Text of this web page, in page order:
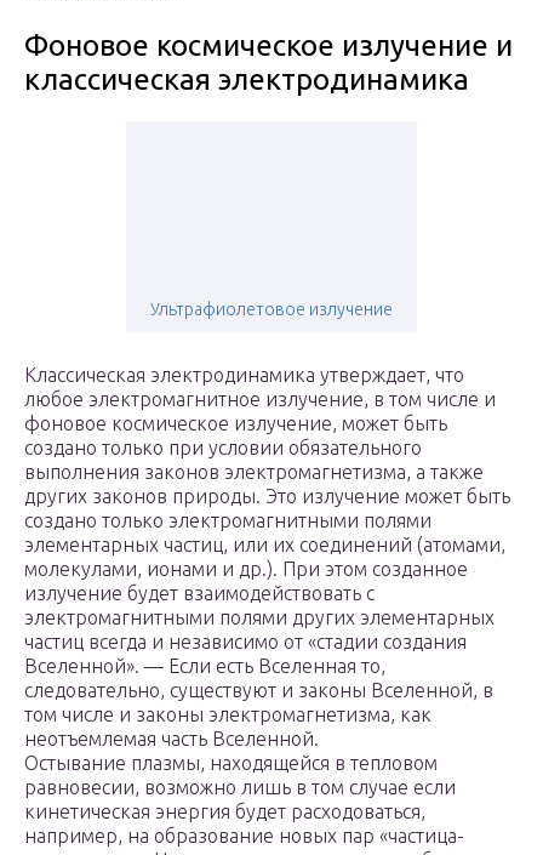
Фоновое космическое излучение и
классическая электродинамика
Ультрафиолетовое излучение
Классическая электродинамика утверждает, что
любое электромагнитное излучение, в том числе и
фоновое космическое излучение, может быть
создано только при условии обязательного
выполнения законов электромагнетизма, а также
других законов природы. Это излучение может быть
создано только электромагнитными полями
элементарных частиц, или их соединений (атомами,
молекулами, ионами и др.). При этом созданное
излучение будет взаимодействовать с
электромагнитными полями других элементарных
частиц всегда и независимо от «стадии создания
Вселенной». — Если есть Вселенная то,
следовательно, существуют и законы Вселенной, в
том числе и законы электромагнетизма, как
неотъемлемая часть Вселенной.
Остывание плазмы, находящейся в тепловом
равновесии, возможно лишь в том случае если
кинетическая энергия будет расходоваться,
например, на образование новых пар «частица-